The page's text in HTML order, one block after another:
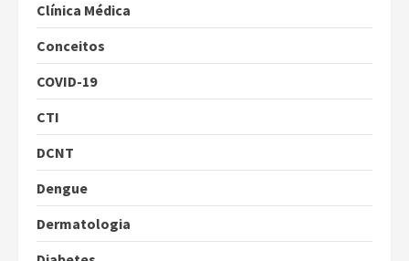
Clínica Médica
Conceitos
COVID-19
CTI
DCNT
Dengue
Dermatologia